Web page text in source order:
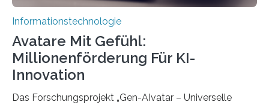
Informationstechnologie
Avatare Mit Gefühl:
Millionenförderung Für KI-
Innovation
Das Forschungsprojekt „Gen-AIvatar – Universelle